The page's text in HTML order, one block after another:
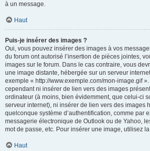
à un message.
Haut
Puis-je insérer des images ?
Oui, vous pouvez insérer des images à vos
du forum ont autorisé l’insertion de pièces jointes,
images sur le forum. Dans le cas contraire, vous
une image distante, hébergée sur un serveur
exemple « http://www.exemple.com/mon-image.gif
cependant ni insérer de lien vers des images
ordinateur (à moins, bien évidemment, que celui-ci
serveur internet), ni insérer de lien vers des images
quelconque système d’authentification, comme par
messagerie électronique de Outlook ou de Yahoo,
mot de passe, etc. Pour insérer une image, utilisez
Haut